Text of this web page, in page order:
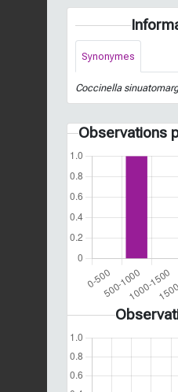
Synonymes
Coccinella
Observations